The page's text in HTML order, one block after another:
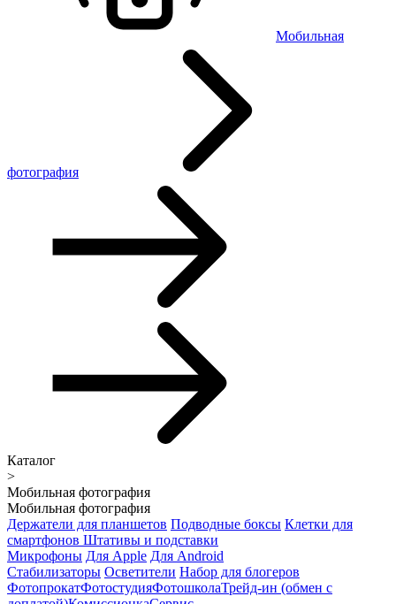
Мобильная
фотография
Каталог
>
Мобильная фотография
Мобильная фотография
Держатели для планшетов Подводные боксы Клетки для
смартфонов Штативы и подставки
Микрофоны Для Apple Для Android
Стабилизаторы Осветители Набор для блогеров
ФотопрокатФотостудияФотошколаТрейд-ин (обмен с